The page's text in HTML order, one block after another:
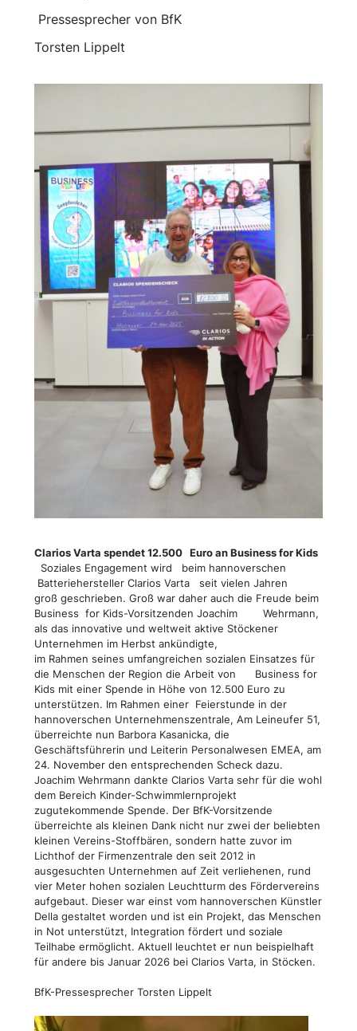
Pressesprecher von BfK
Torsten Lippelt
Clarios Varta spendet 12.500 Euro an Business for Kids
Soziales Engagement wird beim hannoverschen
Batteriehersteller Clarios Varta seit vielen Jahren
groß geschrieben. Groß war daher auch die Freude beim
Business for Kids-Vorsitzenden Joachim Wehrmann,
als das innovative und weltweit aktive Stöckener
Unternehmen im Herbst ankündigte,
im Rahmen seines umfangreichen sozialen Einsatzes für
die Menschen der Region die Arbeit von Business for
Kids mit einer Spende in Höhe von 12.500 Euro zu
unterstützen. Im Rahmen einer Feierstunde in der
hannoverschen Unternehmenszentrale, Am Leineufer 51,
überreichte nun Barbora Kasanicka, die
Geschäftsführerin und Leiterin Personalwesen EMEA, am
24. November den entsprechenden Scheck dazu.
Joachim Wehrmann dankte Clarios Varta sehr für die wohl
dem Bereich Kinder-Schwimmlernprojekt
zugutekommende Spende. Der BfK-Vorsitzende
überreichte als kleinen Dank nicht nur zwei der beliebten
kleinen Vereins-Stoffbären, sondern hatte zuvor im
Lichthof der Firmenzentrale den seit 2012 in
ausgesuchten Unternehmen auf Zeit verliehenen, rund
vier Meter hohen sozialen Leuchtturm des Fördervereins
aufgebaut. Dieser war einst vom hannoverschen Künstler
Della gestaltet worden und ist ein Projekt, das Menschen
in Not unterstützt, Integration fördert und soziale
Teilhabe ermöglicht. Aktuell leuchtet er nun beispielhaft
für andere bis Januar 2026 bei Clarios Varta, in Stöcken.
BfK-Pressesprecher Torsten Lippelt